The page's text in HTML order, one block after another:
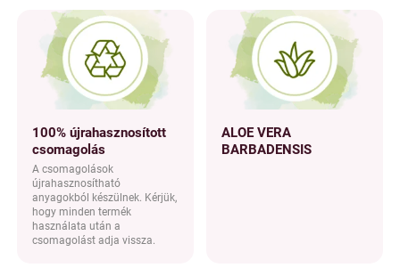
100% újrahasznosított
csomagolás
A csomagolások
újrahasznosítható
anyagokból készülnek. Kérjük,
hogy minden termék
használata után a
csomagolást adja vissza.
ALOE VERA
BARBADENSIS